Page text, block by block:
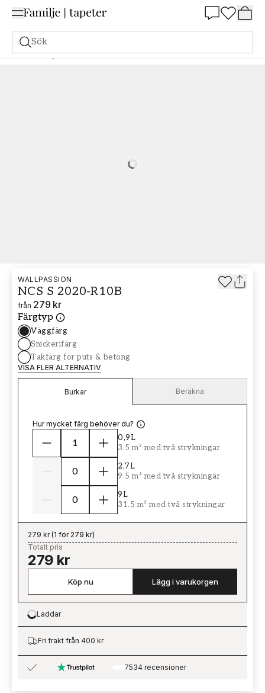
Sök
Målarfärg Beställ utifrån NCS Beställ utifrån NCS 2020-R10B
Loading…
WALLPASSION
NCS S 2020-R10B
från 279 kr
Färgtyp
Väggfärg
Snickerifärg
Takfärg för puts & betong
VISA FLER ALTERNATIV
Burkar Beräkna
Hur mycket färg behöver du?
0,9L
3.5 m² med två strykningar
2,7L
9.5 m² med två strykningar
9L
31.5 m² med två strykningar
279 kr(1 för 279 kr)
Totalt pris
279 kr
Köp nu Lägg i varukorgen
Loading…
Laddar
Fri frakt från 400 kr
7534 recensioner